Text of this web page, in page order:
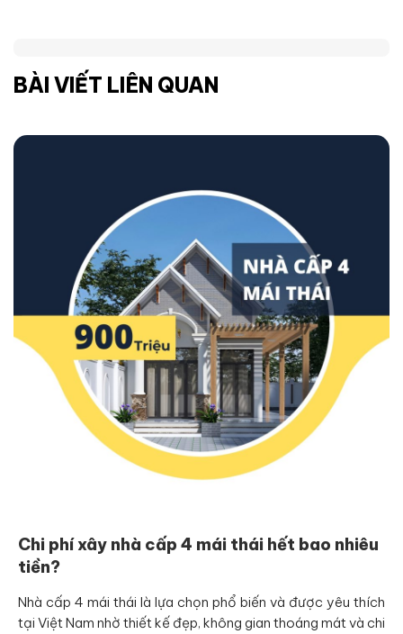
BÀI VIẾT LIÊN QUAN
Chi phí xây nhà cấp 4 mái thái hết bao nhiêu
tiền?
Nhà cấp 4 mái thái là lựa chọn phổ biến và được yêu thích
tại Việt Nam nhờ thiết kế đẹp, không gian thoáng mát và chi